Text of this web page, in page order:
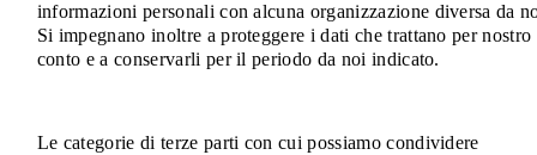
informazioni personali con alcuna organizzazione diversa da
Si impegnano inoltre a proteggere i dati che trattano per nostro
conto e a conservarli per il periodo da noi indicato.
Le categorie di terze parti con cui possiamo condividere